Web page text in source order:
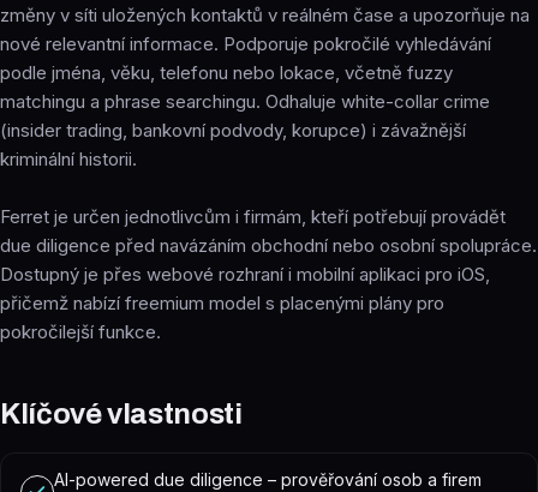
změny v síti uložených kontaktů v reálném čase a upozorňuje na
nové relevantní informace. Podporuje pokročilé vyhledávání
podle jména, věku, telefonu nebo lokace, včetně fuzzy
matchingu a phrase searchingu. Odhaluje white-collar crime
(insider trading, bankovní podvody, korupce) i závažnější
kriminální historii.
Ferret je určen jednotlivcům i firmám, kteří potřebují provádět
due diligence před navázáním obchodní nebo osobní spolupráce.
Dostupný je přes webové rozhraní i mobilní aplikaci pro iOS,
přičemž nabízí freemium model s placenými plány pro
pokročilejší funkce.
Klíčové vlastnosti
AI-powered due diligence – prověřování osob a firem